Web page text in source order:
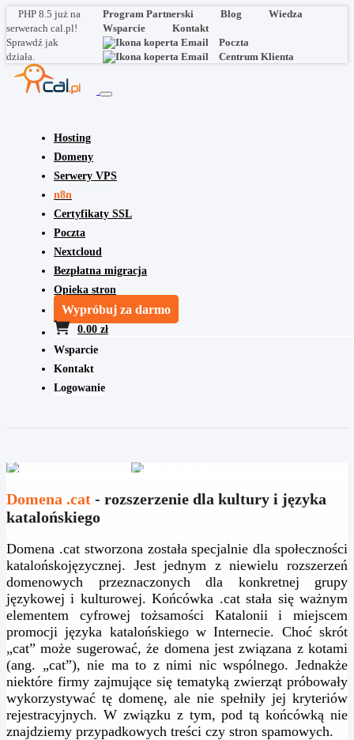
PHP 8.5 już na
serwerach cal.pl!
Sprawdź jak
działa.
Program Partnerski Blog
Wiedza
Wsparcie
Kontakt
Poczta
Centrum Klienta
Hosting
Domeny
Serwery VPS
n8n
Certyfikaty SSL
Poczta
Nextcloud
Bezpłatna migracja
Opieka stron
Wypróbuj za darmo
0.00 zł
Wsparcie
Kontakt
Logowanie
WYSZUKAJ DOMENĘ
Domena .cat - rozszerzenie dla kultury i języka
katalońskiego
Domena .cat stworzona została specjalnie dla społeczności
katalońskojęzycznej. Jest jednym z niewielu rozszerzeń
domenowych przeznaczonych dla konkretnej grupy
językowej i kulturowej. Końcówka .cat stała się ważnym
elementem cyfrowej tożsamości Katalonii i miejscem
promocji języka katalońskiego w Internecie. Choć skrót
„cat” może sugerować, że domena jest związana z kotami
(ang. „cat”), nie ma to z nimi nic wspólnego. Jednakże
niektóre firmy zajmujące się tematyką zwierząt próbowały
wykorzystywać tę domenę, ale nie spełniły jej kryteriów
rejestracyjnych. W związku z tym, pod tą końcówką nie
znajdziemy przypadkowych treści czy stron spamowych.